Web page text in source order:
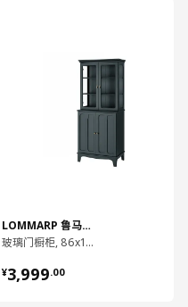
LOMMARP 鲁马尔普
玻璃门橱柜, 86x199 厘米
¥3,999.00
¥ 3999.00